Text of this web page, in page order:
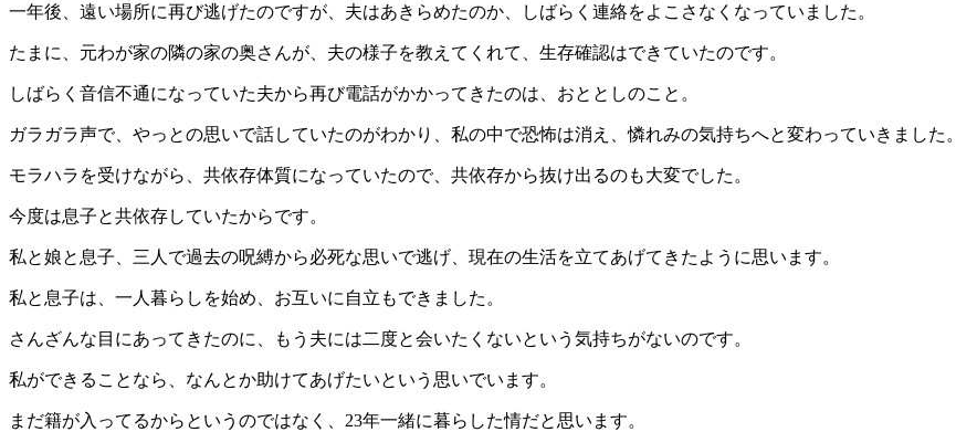
一年後、遠い場所に再び逃げたのですが、夫はあきらめたのか、しばらく連絡をよこさなくなっていました。
たまに、元わが家の隣の家の奥さんが、夫の様子を教えてくれて、生存確認はできていたのです。
しばらく音信不通になっていた夫から再び電話がかかってきたのは、おととしのこと。
ガラガラ声で、やっとの思いで話していたのがわかり、私の中で恐怖は消え、憐れみの気持ちへと変わっていきました。
モラハラを受けながら、共依存体質になっていたので、共依存から抜け出るのも大変でした。
今度は息子と共依存していたからです。
私と娘と息子、三人で過去の呪縛から必死な思いで逃げ、現在の生活を立てあげてきたように思います。
私と息子は、一人暮らしを始め、お互いに自立もできました。
さんざんな目にあってきたのに、もう夫には二度と会いたくないという気持ちがないのです。
私ができることなら、なんとか助けてあげたいという思いでいます。
まだ籍が入ってるからというのではなく、23年一緒に暮らした情だと思います。